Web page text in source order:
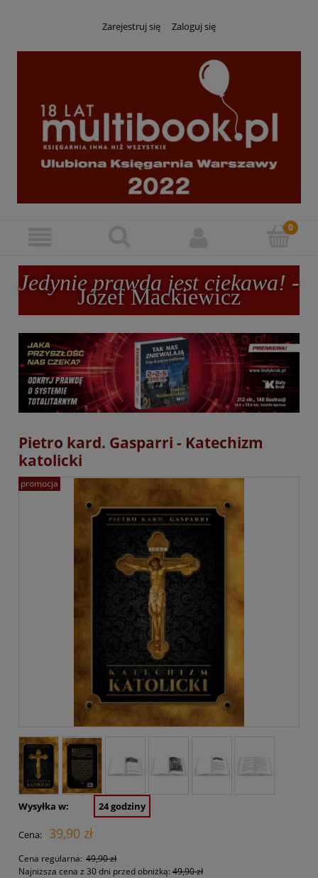
Zarejestruj się Zaloguj się
Jedynie prawda jest ciekawa! -
Józef Mackiewicz
Pietro kard. Gasparri - Katechizm
katolicki
promocja
Wysyłka w: 24 godziny
Cena: 39,90 zł
Cena regularna: 49,90 zł
Najniższa cena z 30 dni przed obniżką: 49,90 zł